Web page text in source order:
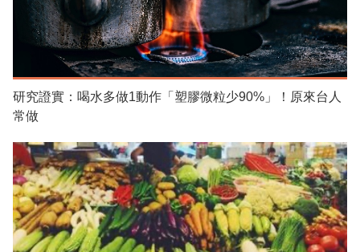
研究證實：喝水多做1動作「塑膠微粒少90%」！原來台人
常做